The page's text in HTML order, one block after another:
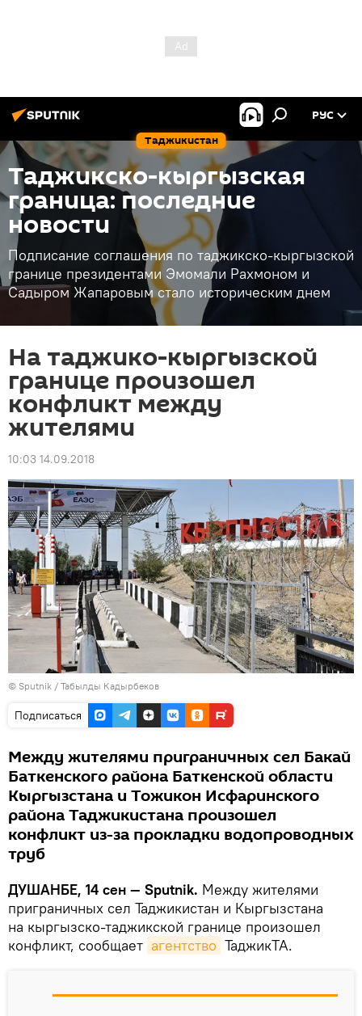
Таджикистан
РУС
Таджикско-кыргызская
граница: последние
новости
Подписание соглашения по таджикско-кыргызской
границе президентами Эмомали Рахмоном и
Садыром Жапаровым стало историческим днем
На таджико-кыргызской
границе произошел
конфликт между
жителями
10:03 14.09.2018
© Sputnik / Табылды Кадырбеков
Подписаться
Между жителями приграничных сел Бакай
Баткенского района Баткенской области
Кыргызстана и Тожикон Исфаринского
района Таджикистана произошел
конфликт из-за прокладки водопроводных
труб
ДУШАНБЕ, 14 сен — Sputnik. Между жителями
приграничных сел Таджикистан и Кыргызстана
на кыргызско-таджикской границе произошел
конфликт, сообщает агентство ТаджикТА.